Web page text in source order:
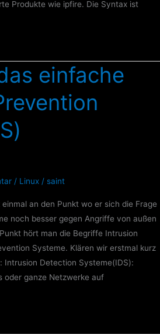
Produkte wie ipfire. Die Syntax ist
einfache
/ Linux / saint
an den Punkt wo er sich die Frage
noch besser gegen Angriffe von außen
hört man die Begriffe Intrusion
Systeme. Klären wir erstmal kurz
Intrusion Detection Systeme(IDS):
oder ganze Netzwerke auf